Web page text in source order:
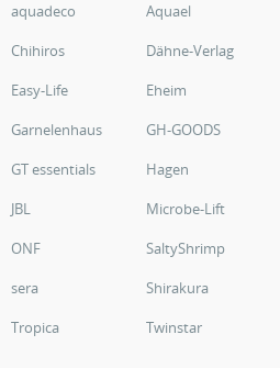
aquadeco
Aquael
Chihiros
Dähne-Verlag
Easy-Life
Eheim
Garnelenhaus
GH-GOODS
GT essentials
Hagen
JBL
Microbe-Lift
ONF
SaltyShrimp
sera
Shirakura
Tropica
Twinstar